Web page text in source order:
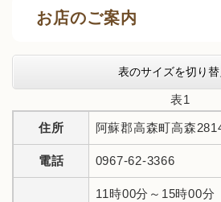
お店のご案内
表のサイズを切り替
表1
住所 阿蘇郡高森町高森
電話 0967-62-3366
11時00分～15時00